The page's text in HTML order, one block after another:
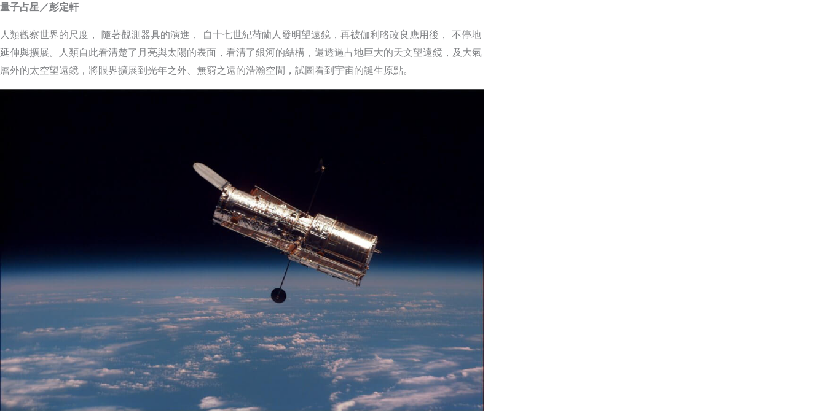
量子占星／彭定軒
人類觀察世界的尺度， 隨著觀測器具的演進， 自十七世紀荷蘭人發明望遠鏡，再被伽利略改良應用後， 不停地
延伸與擴展。人類自此看清楚了月亮與太陽的表面，看清了銀河的結構，還透過占地巨大的天文望遠鏡，及大氣
層外的太空望遠鏡，將眼界擴展到光年之外、無窮之遠的浩瀚空間，試圖看到宇宙的誕生原點。